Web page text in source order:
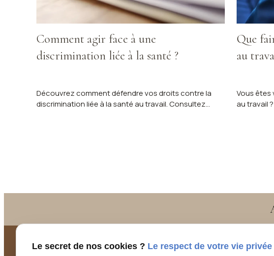
Comment agir face à une
discrimination liée à la santé ?
Découvrez comment défendre vos droits contre la
discrimination liée à la santé au travail. Consultez
Que
au
Vous êtes
au travail
Le secret de nos cookies ? Le respect de votre vie privée